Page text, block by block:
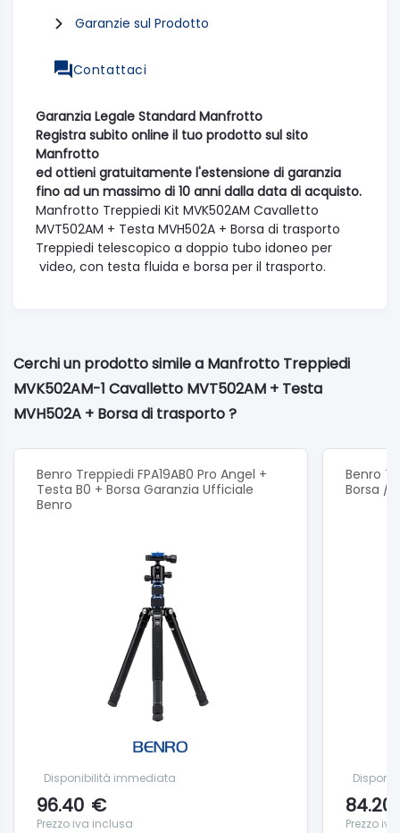
Garanzie sul Prodotto
Contattaci
Garanzia Legale Standard Manfrotto
Registra subito online il tuo prodotto sul sito
Manfrotto
ed ottieni gratuitamente l'estensione di garanzia
fino ad un massimo di 10 anni dalla data di acquisto.
Manfrotto Treppiedi Kit MVK502AM Cavalletto
MVT502AM + Testa MVH502A + Borsa di trasporto
Treppiedi telescopico a doppio tubo idoneo per
video, con testa fluida e borsa per il trasporto.
Cerchi un prodotto simile a Manfrotto Treppiedi
MVK502AM-1 Cavalletto MVT502AM + Testa
MVH502A + Borsa di trasporto ?
Benro Treppiedi FPA19AB0 Pro Angel +
Testa B0 + Borsa Garanzia Ufficiale
Benro
Disponibilità immediata
96.40 €
Prezzo iva inclusa
Benro
Borsa /
84.20
Prezzo